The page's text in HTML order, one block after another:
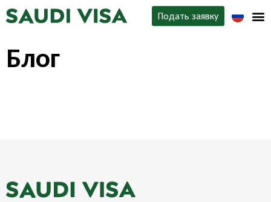
Подать заявку
О нас
Блог